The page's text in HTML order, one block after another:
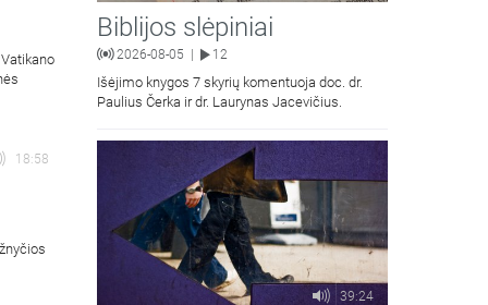
18:58
Biblijos slėpiniai
2026-08-05 12
Išėjimo knygos 7 skyrių komentuoja doc. dr.
Paulius Čerka ir dr. Laurynas Jacevičius.
39:24